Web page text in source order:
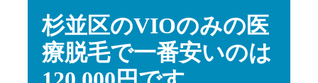
杉並区のVIOのみの医
療脱毛で一番安いのは